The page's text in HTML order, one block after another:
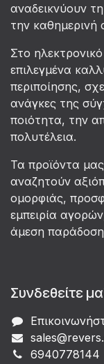
αναδεικνύουν
την καθημερινή
Στο
επιλεγμένα
περιποίησης,
ανάγκες της
ποιότητα, την
πολυτέλεια.
Τα προϊόντα
αναζητούν
ομορφιάς,
εμπειρία
άμεση
Συνδεθείτε
6940778144